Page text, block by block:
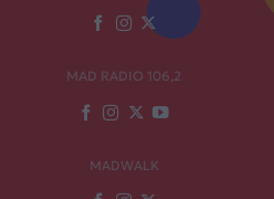
MAD RADIO 106,2
MADWALK